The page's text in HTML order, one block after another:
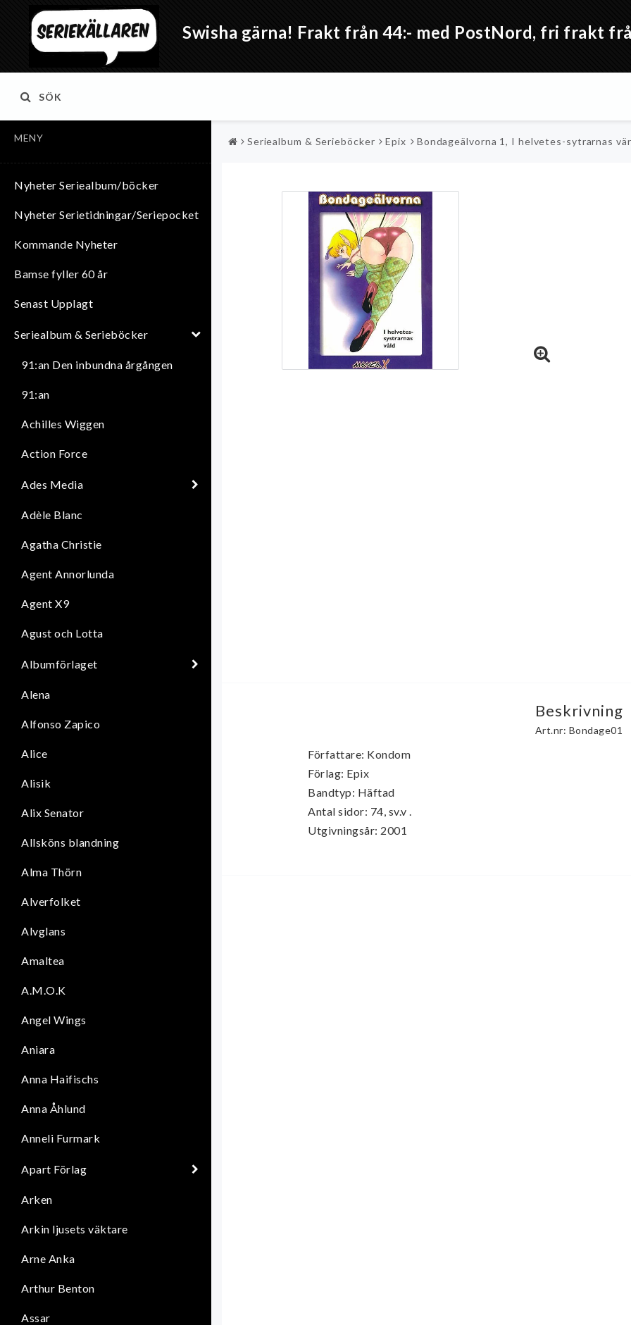
Swisha gärna! Frakt från 44:- med PostNord, fri frakt
SÖK
MENY
Nyheter Seriealbum/böcker
Nyheter Serietidningar/Seriepocket
Kommande Nyheter
Bamse fyller 60 år
Senast Upplagt
Seriealbum & Serieböcker
91:an Den inbundna årgången
91:an
Achilles Wiggen
Action Force
Ades Media
Adèle Blanc
Agatha Christie
Agent Annorlunda
Agent X9
Agust och Lotta
Albumförlaget
Alena
Alfonso Zapico
Alice
Alisik
Alix Senator
Allsköns blandning
Alma Thörn
Alverfolket
Alvglans
Amaltea
A.M.O.K
Angel Wings
Aniara
Anna Haifischs
Anna Åhlund
Anneli Furmark
Apart Förlag
Arken
Arkin ljusets väktare
Arne Anka
Arthur Benton
Assar
Seriealbum & Serieböcker Epix Bondageälvorna 1, I helvetes-sytrarnas
Beskrivning
Art.nr: Bondage01
Författare: Kondom
Förlag: Epix
Bandtyp: Häftad
Antal sidor: 74, sv.v .
Utgivningsår: 2001